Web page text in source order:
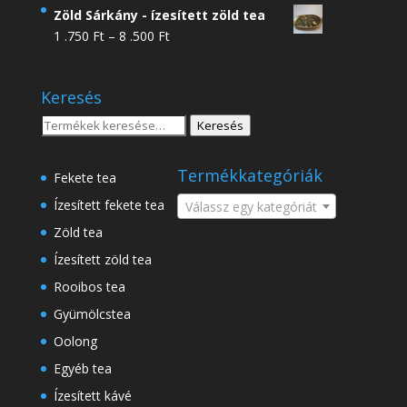
.950 Ft
Zöld Sárkány - ízesített zöld tea
1 .750 Ft – 8 .500 FtÁrtartomány:
8
.500 Ft
Keresés
Keresés
Keresés
Fekete tea
Ízesített fekete tea
Zöld tea
Ízesített zöld tea
Rooibos tea
Gyümölcstea
Oolong
Egyéb tea
Ízesített kávé
Termékkategóriák
Válassz egy kategóriát